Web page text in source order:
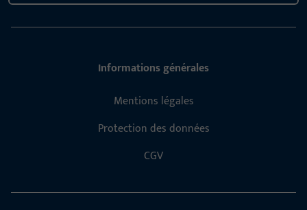
Informations générales
Mentions légales
Protection des données
CGV